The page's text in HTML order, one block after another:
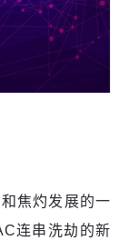
焦灼发展的一
连串洗劫的新